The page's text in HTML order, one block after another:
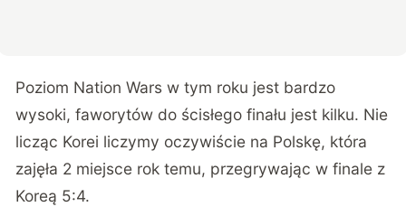
Poziom Nation Wars w tym roku jest bardzo
wysoki, faworytów do ścisłego finału jest kilku. Nie
licząc Korei liczymy oczywiście na Polskę, która
zajęła 2 miejsce rok temu, przegrywając w finale z
Koreą 5:4.